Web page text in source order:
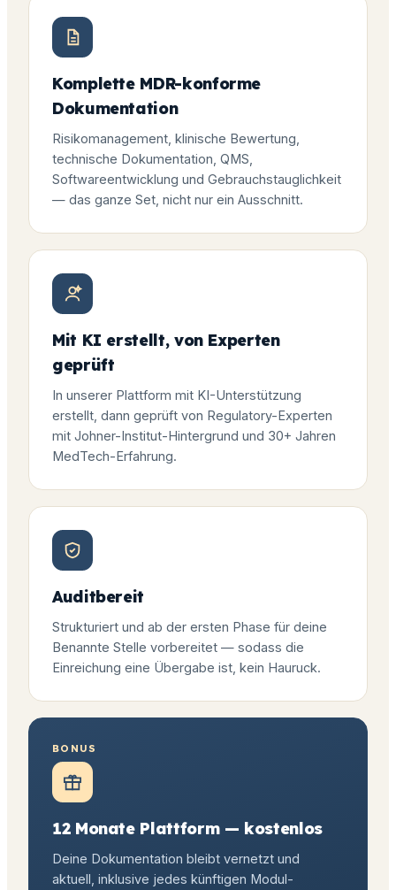
Komplette MDR-konforme
Dokumentation
Risikomanagement, klinische Bewertung,
technische Dokumentation, QMS,
Softwareentwicklung und Gebrauchstauglichkeit
— das ganze Set, nicht nur ein Ausschnitt.
Mit KI erstellt, von Experten
geprüft
In unserer Plattform mit KI-Unterstützung
erstellt, dann geprüft von Regulatory-Experten
mit Johner-Institut-Hintergrund und 30+ Jahren
MedTech-Erfahrung.
Auditbereit
Strukturiert und ab der ersten Phase für deine
Benannte Stelle vorbereitet — sodass die
Einreichung eine Übergabe ist, kein Hauruck.
BONUS
12 Monate Plattform — kostenlos
Deine Dokumentation bleibt vernetzt und
aktuell, inklusive jedes künftigen Modul-